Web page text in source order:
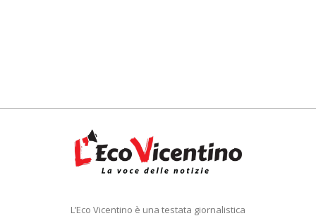
L’Eco Vicentino è una testata giornalistica